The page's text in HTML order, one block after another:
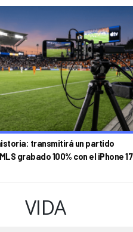
transmitirá un partido
grabado 100% con el iPhone 17
VIDA